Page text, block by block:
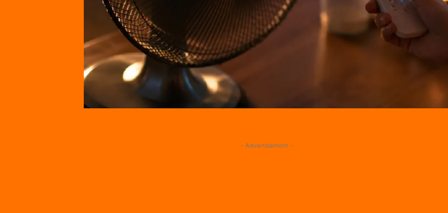
- Advertisement -